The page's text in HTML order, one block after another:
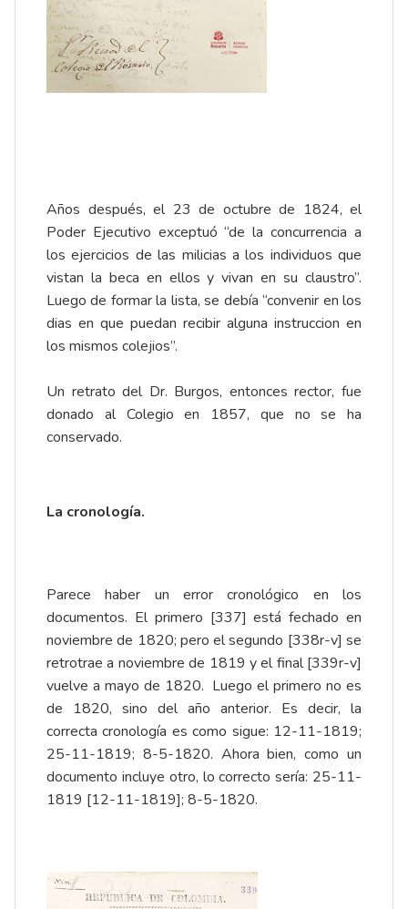
Años después, el 23 de octubre de 1824, el
Poder Ejecutivo exceptuó “de la concurrencia a
los ejercicios de las milicias a los individuos que
vistan la beca en ellos y vivan en su claustro”.
Luego de formar la lista, se debía “convenir en los
dias en que puedan recibir alguna instruccion en
los mismos colejios”.
Un retrato del Dr. Burgos, entonces rector, fue
donado al Colegio en 1857, que no se ha
conservado.
La cronología.
Parece haber un error cronológico en los
documentos. El primero [337] está fechado en
noviembre de 1820; pero el segundo [338r-v] se
retrotrae a noviembre de 1819 y el final [339r-v]
vuelve a mayo de 1820. Luego el primero no es
de 1820, sino del año anterior. Es decir, la
correcta cronología es como sigue: 12-11-1819;
25-11-1819; 8-5-1820. Ahora bien, como un
documento incluye otro, lo correcto sería: 25-11-
1819 [12-11-1819]; 8-5-1820.